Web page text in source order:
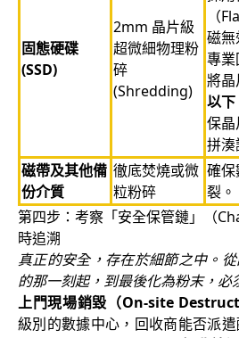
固態硬碟
(SSD)
2mm 晶片級
超微細物理粉
碎
(Shredding)
（
磁無
專
將晶
以下
保
拼湊
磁帶及其他備
份介質
徹底焚燒或微
粒粉碎
確
裂。
第四步：考察「安全保管鏈」（
時追溯
真正的安全，存在於細節之中。
的那一刻起，到最後化為粉末，必
上門現場銷毀（On-site
級別的數據中心，回收商能否派